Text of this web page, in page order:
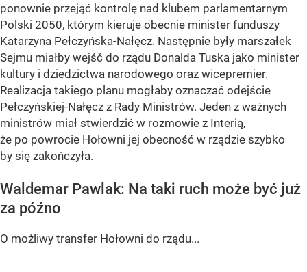
ponownie przejąć kontrolę nad klubem parlamentarnym
Polski 2050, którym kieruje obecnie minister funduszy
Katarzyna Pełczyńska-Nałęcz. Następnie były marszałek
Sejmu miałby wejść do rządu Donalda Tuska jako minister
kultury i dziedzictwa narodowego oraz wicepremier.
Realizacja takiego planu mogłaby oznaczać odejście
Pełczyńskiej-Nałęcz z Rady Ministrów. Jeden z ważnych
ministrów miał stwierdzić w rozmowie z Interią,
że po powrocie Hołowni jej obecność w rządzie szybko
by się zakończyła.
Waldemar Pawlak: Na taki ruch może być już
za późno
O możliwy transfer Hołowni do rządu...